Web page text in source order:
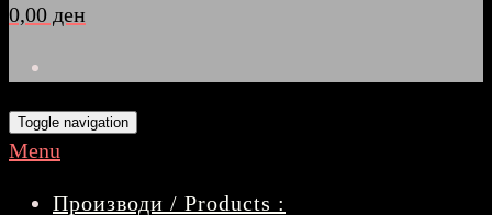
0,00 ден
Toggle navigation
Menu
Производи / Products :